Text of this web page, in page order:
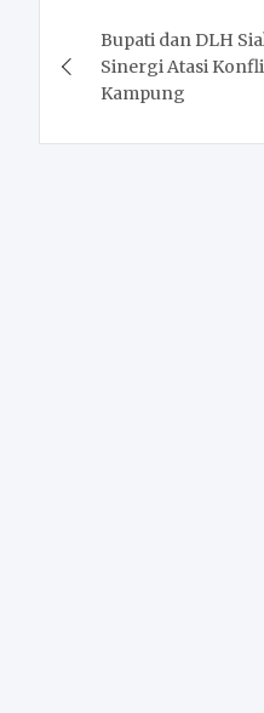
navigation
Bupati dan DLH
Sinergi Atasi
Kampung